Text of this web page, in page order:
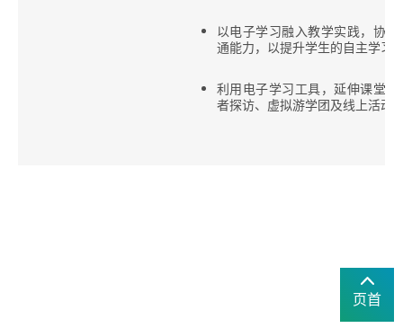
以电子学习融入教学实践，协
通能力，以提升学生的自主学习
利用电子学习工具，延伸课堂
者探访、虚拟游学团及线上活动
页首